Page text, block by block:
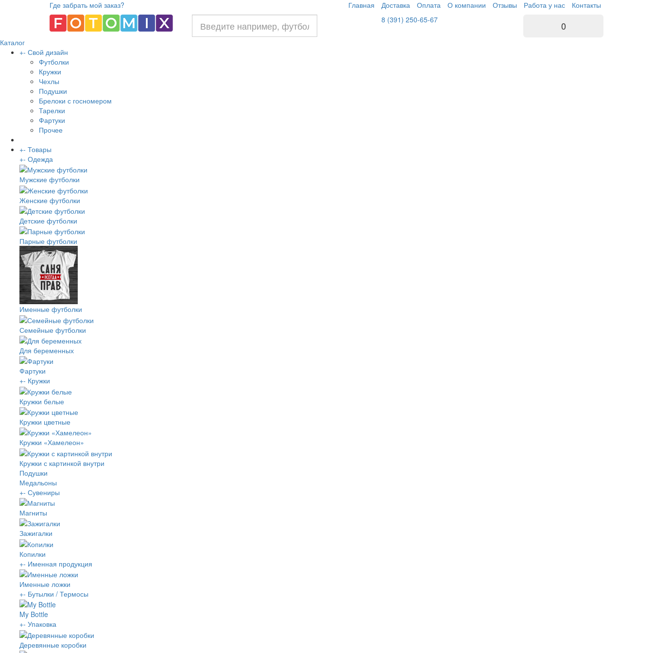
Где забрать мой заказ? Главная Доставка Оплата О компании Отзывы Работа у нас
Контакты
8 (391) 250-65-67
0
Каталог
+- Свой дизайн
Футболки
Кружки
Чехлы
Подушки
Брелоки с госномером
Тарелки
Фартуки
Прочее
+- Товары
+- Одежда
Мужские футболки
Женские футболки
Детские футболки
Парные футболки
Именные футболки
Семейные футболки
Для беременных
Фартуки
+- Кружки
Кружки белые
Кружки цветные
Кружки «Хамелеон»
Кружки с картинкой внутри
Подушки
Медальоны
+- Сувениры
Магниты
Зажигалки
Копилки
+- Именная продукция
Именные ложки
+- Бутылки / Термосы
My Bottle
+- Упаковка
Деревянные коробки